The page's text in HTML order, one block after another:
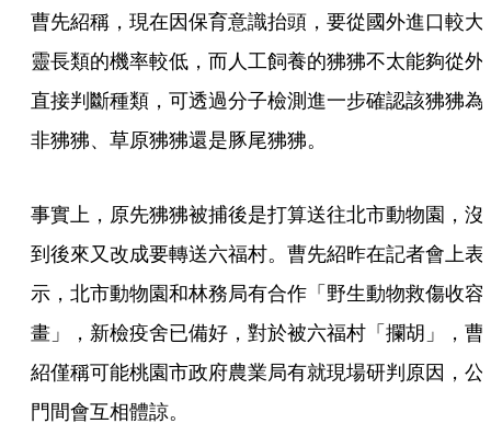
曹先紹稱，現在因保育意識抬頭，要從國外進口較大
靈長類的機率較低，而人工飼養的狒狒不太能夠從外
直接判斷種類，可透過分子檢測進一步確認該狒狒為
非狒狒、草原狒狒還是豚尾狒狒。
事實上，原先狒狒被捕後是打算送往北市動物園，沒
到後來又改成要轉送六福村。曹先紹昨在記者會上表
示，北市動物園和林務局有合作「野生動物救傷收容
畫」，新檢疫舍已備好，對於被六福村「攔胡」，曹
紹僅稱可能桃園市政府農業局有就現場研判原因，公
門間會互相體諒。